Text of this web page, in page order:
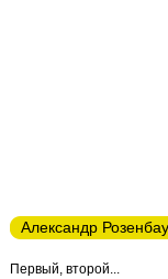
Александр
Первый, второй...